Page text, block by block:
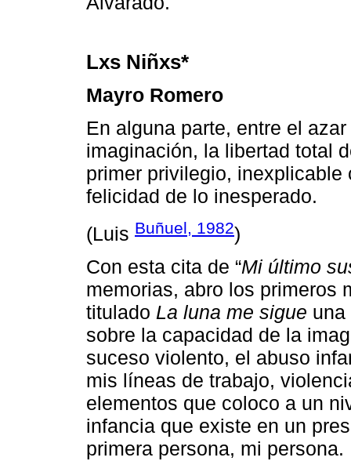
Lxs Niñxs*
Mayro Romero
En alguna parte, entre el
imaginación, la libertad total
primer privilegio,
felicidad de lo inesperado.
(Luis Buñuel, 1982)
Con esta cita de “Mi último
memorias, abro los primeros
titulado La luna me sigue una
sobre la capacidad de la
suceso violento, el abuso
mis líneas de trabajo,
elementos que coloco a un
infancia que existe en un
primera persona, mi persona.